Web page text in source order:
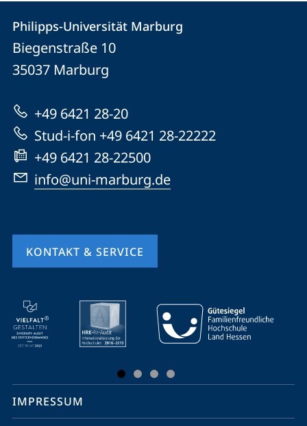
Kontakt
und
Informationen
zur
Website
Kontaktinformationen
Philipps-
Universität
Philipps-Universität Marburg
Biegenstraße 10
35037 Marburg
+49 6421 28-20
Stud-i-fon +49 6421 28-22222
+49 6421 28-22500
info@uni-marburg.de
KONTAKT & SERVICE
Mobile-
Service-
Navigation
Social
Media
IMPRESSUM